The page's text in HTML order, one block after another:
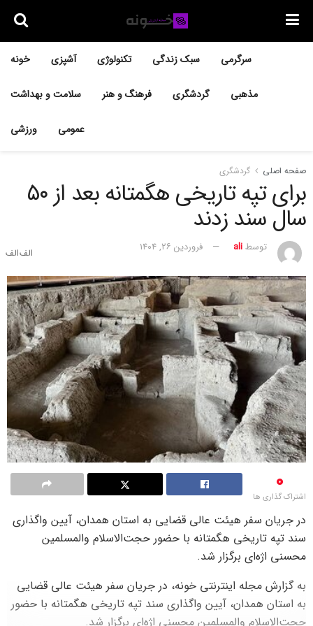
خونه آشپزی تکنولوژی سبک زندگی سرگرمی
سلامت و بهداشت فرهنگ و هنر گردشگری مذهبی
ورزشی عمومی
صفحه اصلی گردشگری
برای تپه تاریخی هگمتانه بعد از ۵۰
سال سند زدند
توسطali فروردین ۲۶, ۱۴۰۴
0
اشتراک گذاری ها
در جریان سفر هیئت عالی قضایی به استان همدان، آیین واگذاری
سند تپه تاریخی هگمتانه با حضور حجت‌الاسلام والمسلمین
محسنی اژه‌ای برگزار شد.
به گزارش مجله اینترنتی خونه، در جریان سفر هیئت عالی قضایی
به استان همدان، آیین واگذاری سند تپه تاریخی هگمتانه با حضور
حجت‌الاسلام والمسلمین محسنی اژه‌ای برگزار شد.